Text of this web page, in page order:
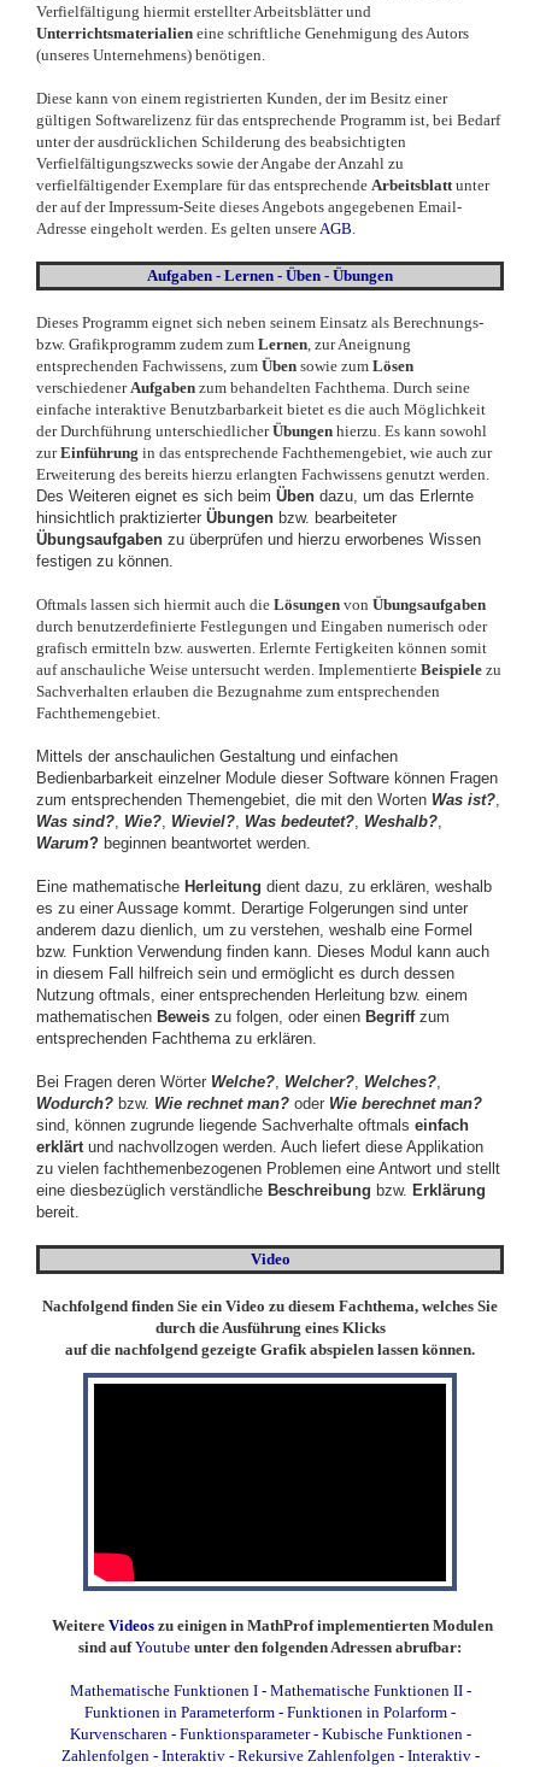
Verfielfältigung hiermit erstellter Arbeitsblätter und
Unterrichtsmaterialien eine schriftliche Genehmigung des Autors
(unseres Unternehmens) benötigen.
Diese kann von einem registrierten Kunden, der im Besitz einer
gültigen Softwarelizenz für das entsprechende Programm ist, bei Bedarf
unter der ausdrücklichen Schilderung des beabsichtigten
Verfielfältigungszwecks sowie der Angabe der Anzahl zu
verfielfältigender Exemplare für das entsprechende Arbeitsblatt unter
der auf der Impressum-Seite dieses Angebots angegebenen Email-
Adresse eingeholt werden. Es gelten unsere AGB
Aufgaben - Lernen - Üben - Übungen
Dieses Programm eignet sich neben seinem Einsatz als Berechnungs-
bzw. Grafikprogramm zudem zum Lernen , zur Aneignung
entsprechenden Fachwissens, zum Üben sowie zum Lösen
verschiedener Aufgaben zum behandelten Fachthema. Durch seine
einfache interaktive Benutzbarbarkeit bietet es die auch Möglichkeit
der Durchführung unterschiedlicherÜbungen hierzu. Es kann sowohl
zurEinführung in das entsprechende Fachthemengebiet, wie auch zur
Erweiterung des bereits hierzu erlangten Fachwissens genutzt werden.
Des Weiteren eignet es sich beim Üben dazu, um das Erlernte
hinsichtlich praktizierter Übungen bzw. bearbeiteter
Übungsaufgaben zu überprüfen und hierzu erworbenes Wissen
festigen zu können.
Oftmals lassen sich hiermit auch die Lösungen von Übungsaufgaben
durch benutzerdefinierte Festlegungen und Eingaben numerisch oder
grafisch ermitteln bzw. auswerten. Erlernte Fertigkeiten können somit
auf anschauliche Weise untersucht werden. Implementierte Beispiele zu
Sachverhalten erlauben die Bezugnahme zum entsprechenden
Fachthemengebiet.
Mittels der anschaulichen Gestaltung und einfachen
Bedienbarbarkeit einzelner Module dieser Software können Fragen
zum entsprechenden Themengebiet, die mit den Worten Was ist?
Was sind? Wie? Wieviel? Was bedeutet? Weshalb?
Warum? beginnen beantwortet werden.
Eine mathematische Herleitung dient dazu, zu erklären, weshalb
es zu einer Aussage kommt. Derartige Folgerungen sind unter
anderem dazu dienlich, um zu verstehen, weshalb eine Formel
bzw. Funktion Verwendung finden kann. Dieses Modul kann auch
in diesem Fall hilfreich sein und ermöglicht es durch dessen
Nutzung oftmals, einer entsprechenden Herleitung bzw. einem
mathematischen Beweis zu folgen, oder einen Begriff zum
entsprechenden Fachthema zu erklären.
Bei Fragen deren Wörter Welche? Welcher? Welches?
Wodurch? bzw. Wie rechnet man? oder Wie berechnet man?
sind, können zugrunde liegende Sachverhalte oftmals einfach
erklärt und nachvollzogen werden. Auch liefert diese Applikation
zu vielen fachthemenbezogenen Problemen eine Antwort und stellt
eine diesbezüglich verständliche Beschreibung bzw. Erklärung
bereit.
Video
Nachfolgend finden Sie ein Video zu diesem Fachthema, welches Sie
durch die Ausführung eines Klicks
auf die nachfolgend gezeigte Grafik abspielen lassen können.
Weitere Videos zu einigen in MathProf implementierten Modulen
sind aufYoutube unter den folgenden Adressen abrufbar:
Mathematische Funktionen I- Mathematische Funktionen II-
Funktionen in Parameterform - Funktionen in Polarform -
Kurvenscharen- Funktionsparameter- Kubische Funktionen-
Zahlenfolgen - Interaktiv- Rekursive Zahlenfolgen - Interaktiv-